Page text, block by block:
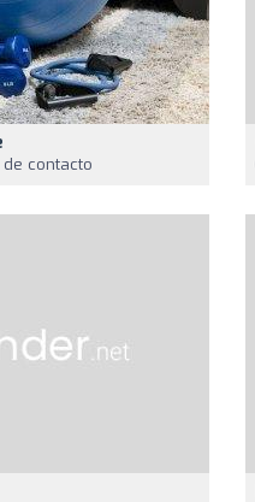
contacto